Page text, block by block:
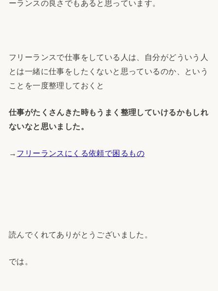
ーランスの良さでもあると思っています。
フリーランスで仕事をしている人は、自分がどういう人
とは一緒に仕事をしたくないと思っているのか、という
ことを一度整理しておくと
仕事がたくさんきた時もうまく整理していけるかもしれ
ないなと思いました。
→ フリーランスにくる依頼で困るもの
読んでくれてありがとうございました。
では。